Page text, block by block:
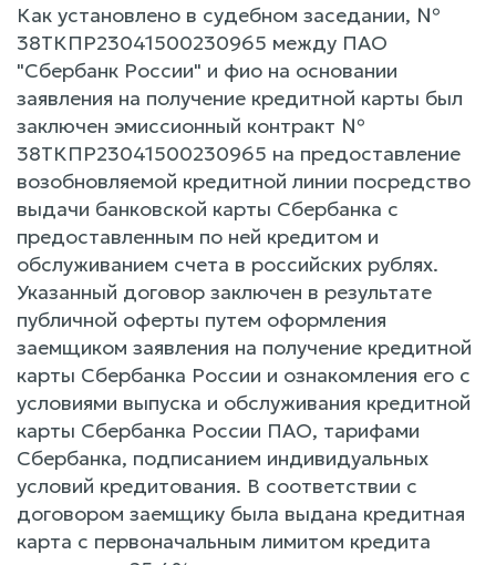
Как установлено в судебном заседании, №
38ТКПР23041500230965 между ПАО
"Сбербанк России" и фио на основании
заявления на получение кредитной карты был
заключен эмиссионный контракт №
38ТКПР23041500230965 на предоставление
возобновляемой кредитной линии посредство
выдачи банковской карты Сбербанка с
предоставленным по ней кредитом и
обслуживанием счета в российских рублях.
Указанный договор заключен в результате
публичной оферты путем оформления
заемщиком заявления на получение кредитной
карты Сбербанка России и ознакомления его с
условиями выпуска и обслуживания кредитной
карты Сбербанка России ПАО, тарифами
Сбербанка, подписанием индивидуальных
условий кредитования. В соответствии с
договором заемщику была выдана кредитная
карта с первоначальным лимитом кредита